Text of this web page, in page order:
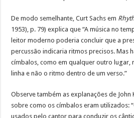
De modo semelhante, Curt Sachs em
1953), p. 79) explica que “A música no
leitor moderno poderia concluir que a
percussão indicaria ritmos precisos. Mas
címbalos, como em qualquer outro lugar,
linha e não o ritmo dentro de um verso.”
Observe também as explanações de John
sobre como os címbalos eram utilizados:
usados pelo cantor para conduzir os